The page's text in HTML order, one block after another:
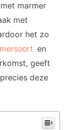
marmer
met
het zo
en
geeft
deze